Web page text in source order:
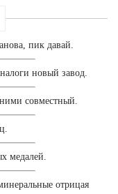
пик давай.
новый завод.
совместный.
медалей.
отрицая